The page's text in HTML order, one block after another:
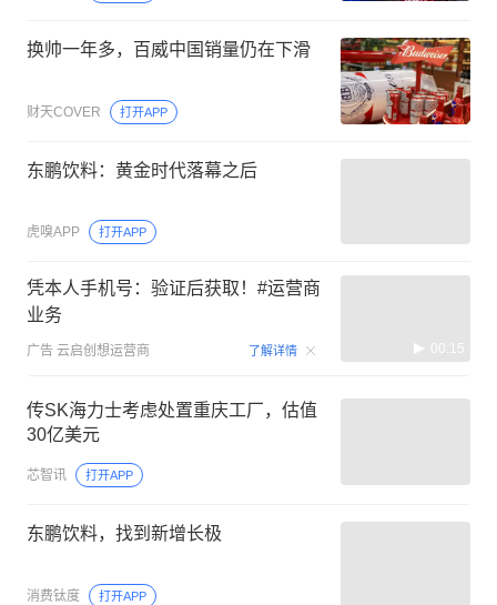
换帅一年多，百威中国销量仍在下滑
财天COVER 打开APP
东鹏饮料：黄金时代落幕之后
虎嗅APP 打开APP
凭本人手机号：验证后获取！#运营商
业务
广告 云启创想运营商 了解详情 00:15
传SK海力士考虑处置重庆工厂，估值
30亿美元
芯智讯 打开APP
东鹏饮料，找到新增长极
消费钛度 打开APP